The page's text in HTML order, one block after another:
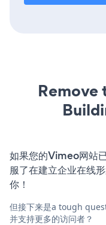
Remove
如果您的Vimeo网站
服了在建立企业在线
你！
但接下来是a tough
并支持更多的访问者？